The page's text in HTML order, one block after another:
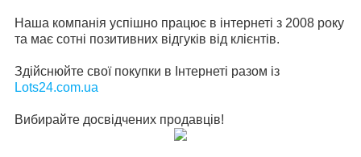
Наша компанія успішно працює в інтернеті з 2008 року
та має сотні позитивних відгуків від клієнтів.
Здійснюйте свої покупки в Інтернеті разом із
Lots24.com.ua
Вибирайте досвідчених продавців!